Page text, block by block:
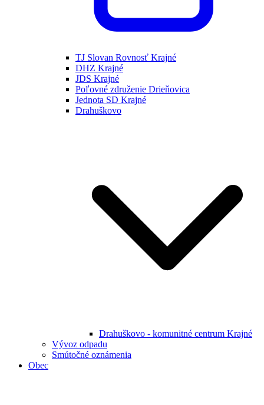
TJ Slovan Rovnosť Krajné
DHZ Krajné
JDS Krajné
Poľovné združenie Drieňovica
Jednota SD Krajné
Drahuškovo
Drahuškovo - komunitné centrum Krajné
Vývoz odpadu
Smútočné oznámenia
Obec